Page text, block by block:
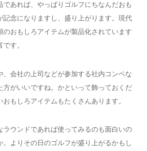
であれば、やっぱりゴルフにちなんだおも
記念になりますし、盛り上がります。現代
のおもしろアイテムが製品化されています
す。
、会社の上司などが参加する社内コンペな
方がいいですね。かといって飾っておくだ
もしろアイテムもたくさんあります。
ラウンドであれば使ってみるのも面白いの
。よりその日のゴルフが盛り上がるかもし